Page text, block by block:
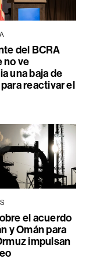
del BCRA
no ve
una baja de
reactivar el
el acuerdo
y Omán para
impulsan